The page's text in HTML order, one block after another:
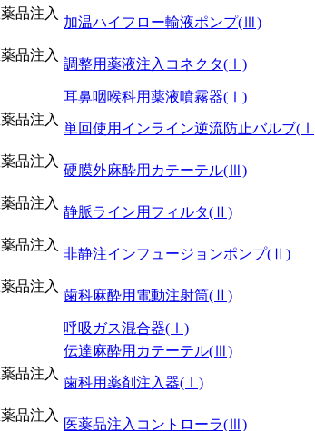
品注入
加温ハイフロー輸液ポンプ(Ⅲ)
品注入
調整用薬液注入コネクタ(Ⅰ)
耳鼻咽喉科用薬液噴霧器(Ⅰ)
品注入
単回使用インライン逆流防止バルブ
品注入
硬膜外麻酔用カテーテル(Ⅲ)
品注入
静脈ライン用フィルタ(Ⅱ)
品注入
非静注インフュージョンポンプ(Ⅱ)
品注入
歯科麻酔用電動注射筒(Ⅱ)
呼吸ガス混合器(Ⅰ)
伝達麻酔用カテーテル(Ⅲ)
品注入
歯科用薬剤注入器(Ⅰ)
品注入
医薬品注入コントローラ(Ⅲ)